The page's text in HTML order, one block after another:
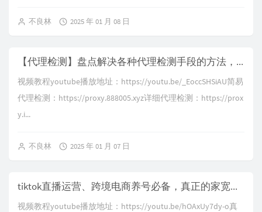
不良林 2025 年 01 月 08 日
【代理检测】盘点解决各种代理检测手段的方法，防止账号被风控，拒绝裸奔，tiktok运营、跨境电商小白用户必看｜IP黑名单检测｜延迟检测｜IP泄漏检测｜TCP/IP指纹检测
视频教程youtube播放地址：https://youtu.be/_EoccSHSiAU简易
代理检测：https://proxy.888005.xyz详细代理检测：https://prox
y.i...
不良林 2025 年 01 月 07 日
tiktok直播运营、跨境电商养号必备，真正的家宽住宅IP推荐，直接跑到当地拉宽带的高质量住宅IP，杜绝IP质量问题导致限流、风控、降权，通过链式代理、二级代理复活住宅ip
视频教程youtube播放地址：https://youtu.be/hOAxUy7dy-o真